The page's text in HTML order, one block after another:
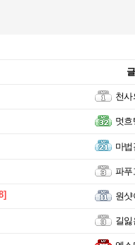
천사
멋흐
마
파푸
원
길